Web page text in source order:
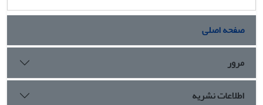
صفحه اصلی
مرور
اطلاعات نشریه